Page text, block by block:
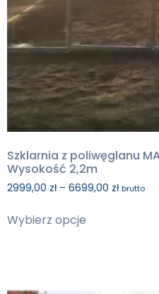
Szklarnia z poliwęglanu
Wysokość 2,2m
2999,00 zł – 6699,00 zł brutto
Wybierz opcje